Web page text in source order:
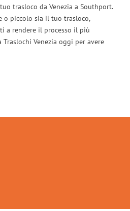
trasloco da Venezia a Southport.
o piccolo sia il tuo trasloco,
a rendere il processo il più
Venezia oggi per avere